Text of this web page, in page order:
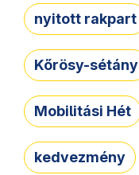
nyitott rakpart
Kőrösy-sétány
Mobilitási Hét
kedvezmény